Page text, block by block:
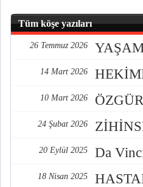
Kemal
Tüm köşe yazıları
26 Temmuz 2026
14 Mart 2026
10 Mart 2026
24 Şubat 2026
20 Eylül 2025 Da
18 Nisan 2025